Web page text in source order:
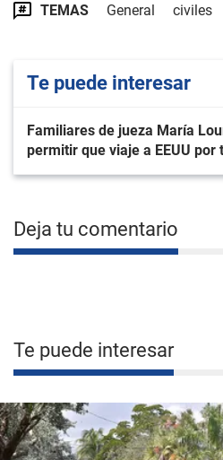
TEMAS General civiles
Te puede interesar
Familiares de jueza María
permitir que viaje a EEUU
Deja tu comentario
Te puede interesar